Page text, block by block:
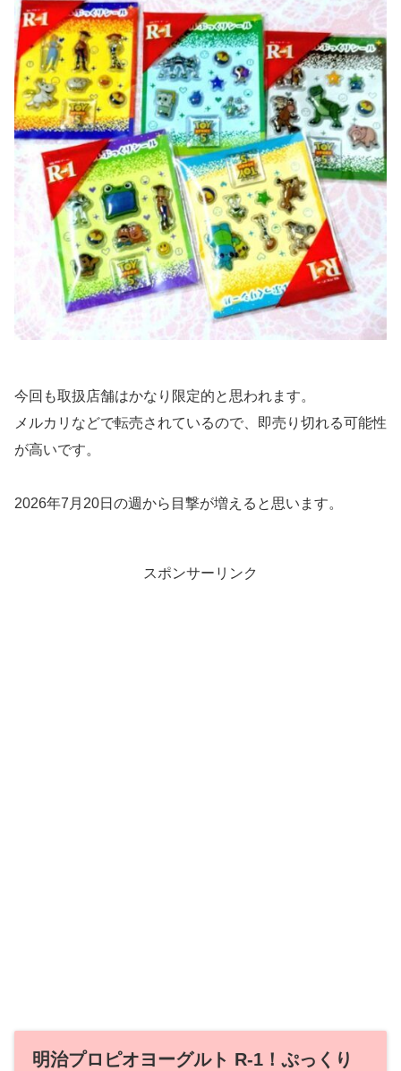
今回も取扱店舗はかなり限定的と思われます。
メルカリなどで転売されているので、即売り切れる可能性
が高いです。
2026年7月20日の週から目撃が増えると思います。
スポンサーリンク
明治プロピオヨーグルト R-1！ぷっくり